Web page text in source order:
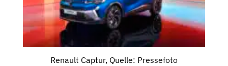
Renault Captur, Quelle: Pressefoto